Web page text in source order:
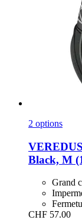
2 options
VEREDUS
Black, M
Grand
CHF 57.00